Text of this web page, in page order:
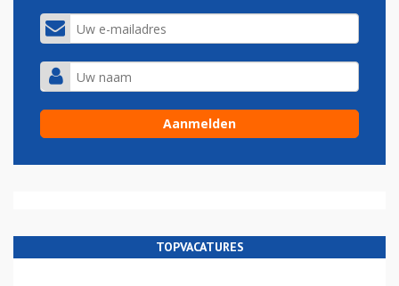
TOPVACATURES